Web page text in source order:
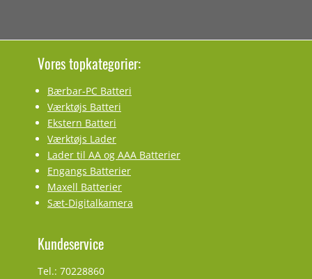
Vores topkategorier:
Bærbar-PC Batteri
Værktøjs Batteri
Ekstern Batteri
Værktøjs Lader
Lader til AA og AAA Batterier
Engangs Batterier
Maxell Batterier
Sæt-Digitalkamera
Kundeservice
Tel.: 70228860